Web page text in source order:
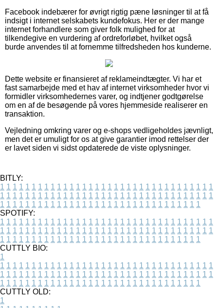
Facebook indebærer for øvrigt rigtig pæne løsninger til at få
indsigt i internet selskabets kundefokus. Her er der mange
internet forhandlere som giver folk mulighed for at
tilkendegive en vurdering af ordreforløbet, hvilket også
burde anvendes til at fornemme tilfredsheden hos kunderne.
Dette website er finansieret af reklameindtægter. Vi har et
fast samarbejde med et hav af internet virksomheder hvor vi
formidler virksomhedernes varer, og indtjener godtgørelse
om en af de besøgende på vores hjemmeside realiserer en
transaktion.
Vejledning omkring varer og e-shops vedligeholdes jævnligt,
men det er umuligt for os at give garantier imod rettelser der
er lavet siden vi sidst opdaterede de viste oplysninger.
BITLY:
1 1 1 1 1 1 1 1 1 1 1 1 1 1 1 1 1 1 1 1 1 1 1 1 1 1 1 1 1 1 1 1 1 1
1 1 1 1 1 1 1 1 1 1 1 1 1 1 1 1 1 1 1 1 1 1 1 1 1 1 1 1 1 1 1 1 1 1
1 1 1 1 1 1 1 1 1 1 1 1 1 1 1 1 1 1 1 1 1 1 1 1 1 1 1 1 1 1 1 1
SPOTIFY:
1 1 1 1 1 1 1 1 1 1 1 1 1 1 1 1 1 1 1 1 1 1 1 1 1 1 1 1 1 1 1 1 1 1
1 1 1 1 1 1 1 1 1 1 1 1 1 1 1 1 1 1 1 1 1 1 1 1 1 1 1 1 1 1 1 1 1 1
1 1 1 1 1 1 1 1 1 1 1 1 1 1 1 1 1 1 1 1 1 1 1 1 1 1 1 1 1 1 1 1
CUTTLY BIO:
1
1 1 1 1 1 1 1 1 1 1 1 1 1 1 1 1 1 1 1 1 1 1 1 1 1 1 1 1 1 1 1 1 1 1
1 1 1 1 1 1 1 1 1 1 1 1 1 1 1 1 1 1 1 1 1 1 1 1 1 1 1 1 1 1 1 1 1 1
1 1 1 1 1 1 1 1 1 1 1 1 1 1 1 1 1 1 1 1 1 1 1 1 1 1 1 1 1 1 1 1
CUTTLY OLD:
1